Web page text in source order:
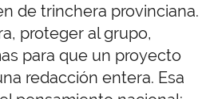
de trinchera provinciana.
proteger al grupo,
para que un proyecto
redacción entera. Esa